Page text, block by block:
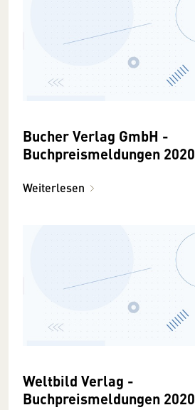
Bucher Verlag GmbH -
Buchpreismeldungen 2020
Weiterlesen
Weltbild Verlag -
Buchpreismeldungen 2020